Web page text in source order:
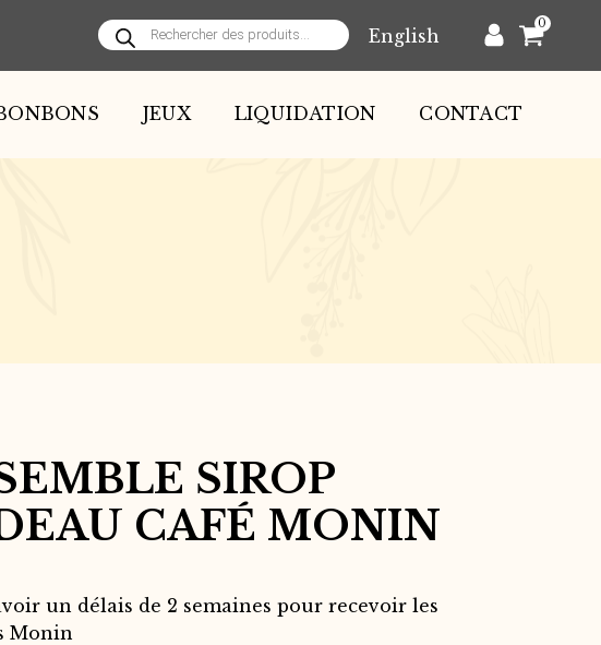
Recherche
de
produits
English
0
JEUX LIQUIDATION CONTACT
SIROP
CAFÉ MONIN
un délais de 2 semaines pour recevoir les
Monin